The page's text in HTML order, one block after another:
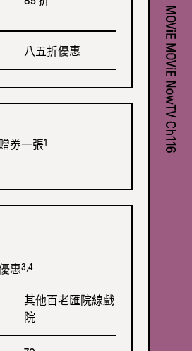
八五折優惠
劵一張1
惠3,4
其他百老匯院線戲
院